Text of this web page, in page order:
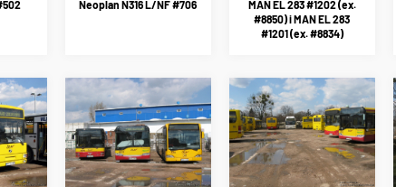
Neoplan N316 L/NF #706
MAN EL 283 #1202 (ex.
#8850) i MAN EL 283
#1201 (ex. #8834)